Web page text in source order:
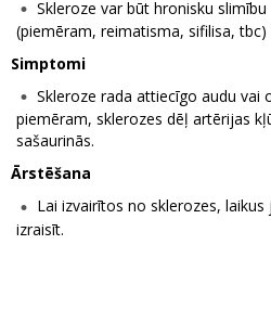
Skleroze var būt hronisku slimību
(piemēram, reimatisma, sifilisa, tbc)
Simptomi
Skleroze rada attiecīgo audu vai
piemēram, sklerozes dēļ artērijas
sašaurinās.
Ārstēšana
Lai izvairītos no sklerozes,
izraisīt.